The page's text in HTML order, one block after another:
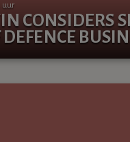
CONSIDERS
DEFENCE
uur